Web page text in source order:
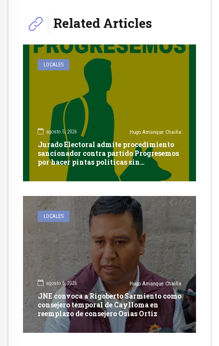
Related Articles
LOCALES
agosto 5, 2026 Hugo Amanque Chaiña
Jurado Electoral admite procedimiento
sancionador contra partido Progresemos
por hacer pintas políticas sin
autorización en Cayma
LOCALES
agosto 5, 2026 Hugo Amanque Chaiña
JNE convoca a Rigoberto Sarmiento como
consejero temporal de Caylloma en
reemplazo de consejero Osias Ortiz